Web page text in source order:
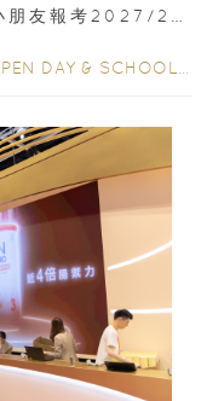
朋友報考2027/28
DAY & SCHOOL EVENTS